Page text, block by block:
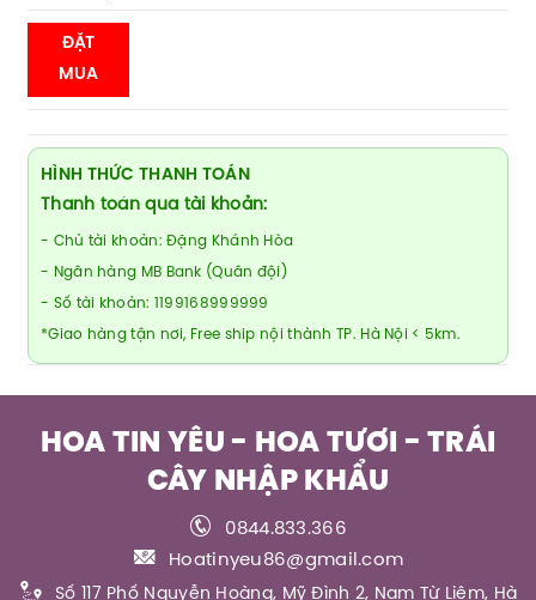
ĐẶT
MUA
HÌNH THỨC THANH TOÁN
Thanh toán qua tài khoản:
- Chủ tài khoản: Đặng Khánh Hòa
- Ngân hàng MB Bank (Quân đội)
- Số tài khoản: 1199168999999
*Giao hàng tận nơi, Free ship nội thành TP. Hà Nội < 5km.
HOA TIN YÊU - HOA TƯƠI - TRÁI
CÂY NHẬP KHẨU
0844.833.366
Hoatinyeu86@gmail.com
Số 117 Phố Nguyễn Hoàng, Mỹ Đình 2, Nam Từ Liêm, Hà